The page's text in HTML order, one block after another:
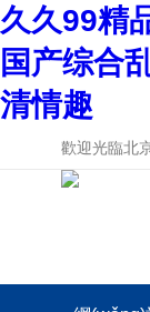
久久99精
国产综合
清情趣
歡迎光臨北